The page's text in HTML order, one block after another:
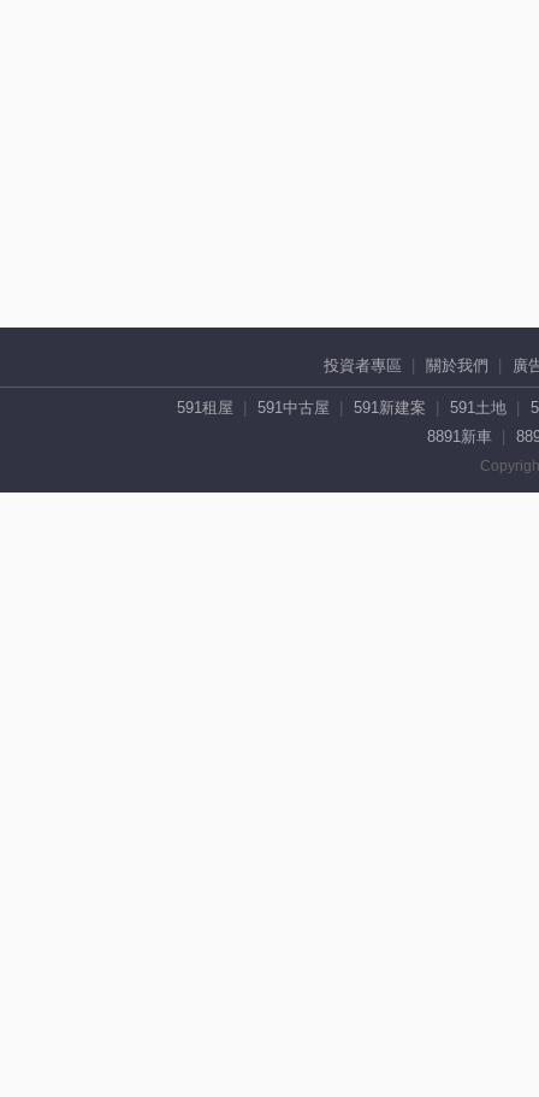
投資者專區 關於我們 廣
591租屋 591中古屋 591新建案 591土地
8891新車